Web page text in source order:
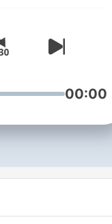
Giampaolo
lo zaino,
e
fotografi,
a livello
00:00